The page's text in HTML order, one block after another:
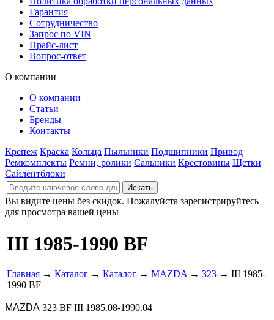
Гарантия
Сотрудничество
Запрос по VIN
Прайс-лист
Вопрос-ответ
О компании
О компании
Статьи
Бренды
Контакты
Крепеж Краска Кольца Пыльники Подшипники Привод
Ремкомплекты Ремни, ролики Сальники Крестовины Щетки
Сайлентблоки
Вы видите цены без скидок. Пожалуйста зарегистрируйтесь
для просмотра вашей цены
III 1985-1990 BF
Главная → Каталог → Каталог → MAZDA → 323 → III 1985-
1990 BF
MAZDA 323 BF III 1985.08-1990.04